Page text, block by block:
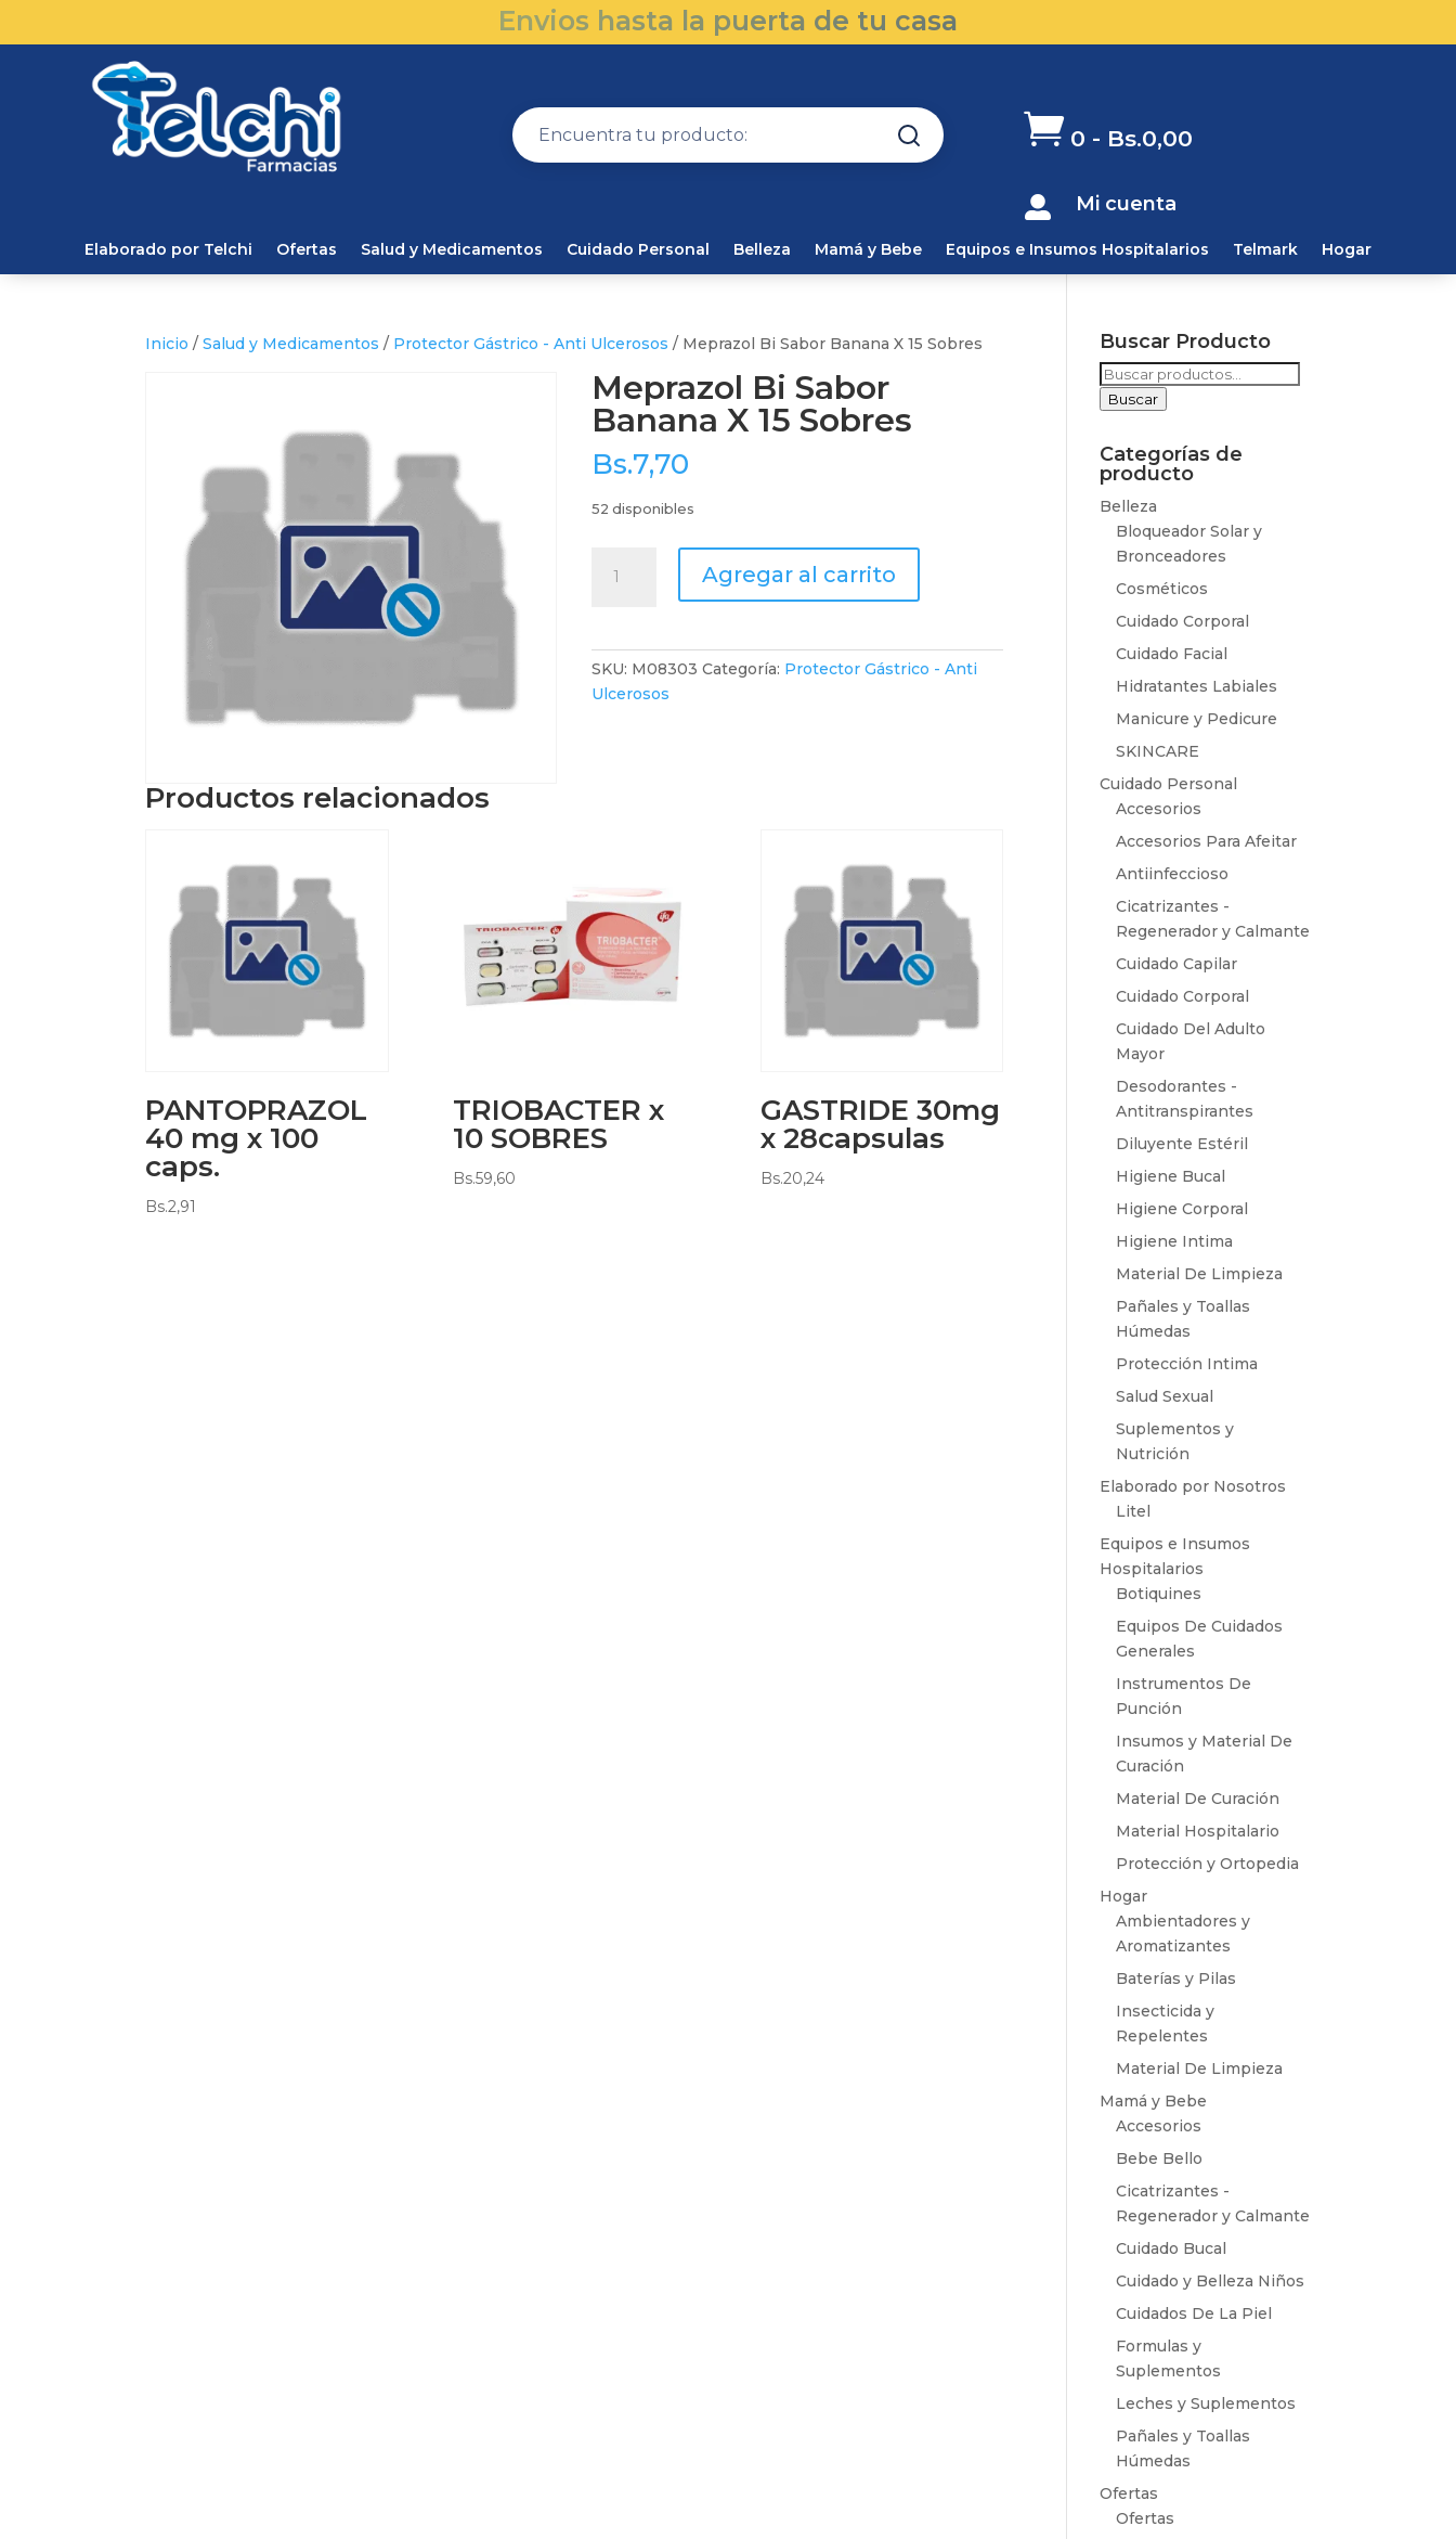
Envios hasta la puerta de tu casa
 0 - Bs.0,00
 Mi cuenta
Elaborado por Telchi Ofertas Salud y Medicamentos Cuidado Personal Belleza Mamá y Bebe Equipos e Insumos Hospitalarios Telmark Hogar
Inicio /Salud y Medicamentos / Protector Gástrico - Anti Ulcerosos / Meprazol Bi Sabor Banana X 15 Sobres
Meprazol Bi Sabor
Banana X 15 Sobres
Bs.7,70
52 disponibles
15
Agregar al carrito
SKU: M08303 Categoría: Protector Gástrico - Anti
Ulcerosos
Productos relacionados
PANTOPRAZOL
40 mg x 100
caps.
Bs.2,91
TRIOBACTER x
10 SOBRES
Bs.59,60
GASTRIDE 30mg
x 28capsulas
Bs.20,24
Buscar Producto
Buscar
por:
Buscar
Categorías de
producto
Belleza
Bloqueador Solar y
Bronceadores
Cosméticos
Cuidado Corporal
Cuidado Facial
Hidratantes Labiales
Manicure y Pedicure
SKINCARE
Cuidado Personal
Accesorios
Accesorios Para Afeitar
Antiinfeccioso
Cicatrizantes -
Regenerador y Calmante
Cuidado Capilar
Cuidado Corporal
Cuidado Del Adulto
Mayor
Desodorantes -
Antitranspirantes
Diluyente Estéril
Higiene Bucal
Higiene Corporal
Higiene Intima
Material De Limpieza
Pañales y Toallas
Húmedas
Protección Intima
Salud Sexual
Suplementos y
Nutrición
Elaborado por Nosotros
Litel
Equipos e Insumos
Hospitalarios
Botiquines
Equipos De Cuidados
Generales
Instrumentos De
Punción
Insumos y Material De
Curación
Material De Curación
Material Hospitalario
Protección y Ortopedia
Hogar
Ambientadores y
Aromatizantes
Baterías y Pilas
Insecticida y
Repelentes
Material De Limpieza
Mamá y Bebe
Accesorios
Bebe Bello
Cicatrizantes -
Regenerador y Calmante
Cuidado Bucal
Cuidado y Belleza Niños
Cuidados De La Piel
Formulas y
Suplementos
Leches y Suplementos
Pañales y Toallas
Húmedas
Ofertas
Ofertas